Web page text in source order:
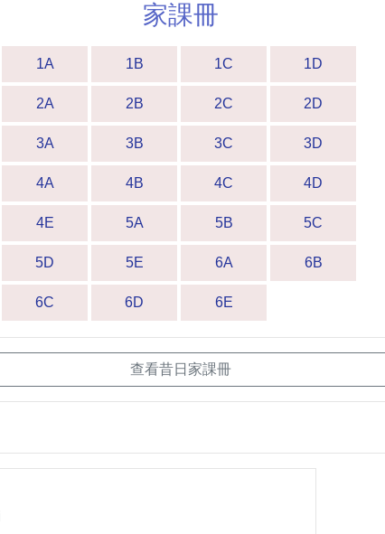
家課冊
1A 1B 1C 1D
2A 2B 2C 2D
3A 3B 3C 3D
4A 4B 4C 4D
4E 5A 5B 5C
5D 5E 6A 6B
6C 6D 6E
查看昔日家課冊